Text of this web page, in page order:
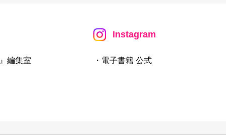
編集室
Instagram
・電子書籍 公式